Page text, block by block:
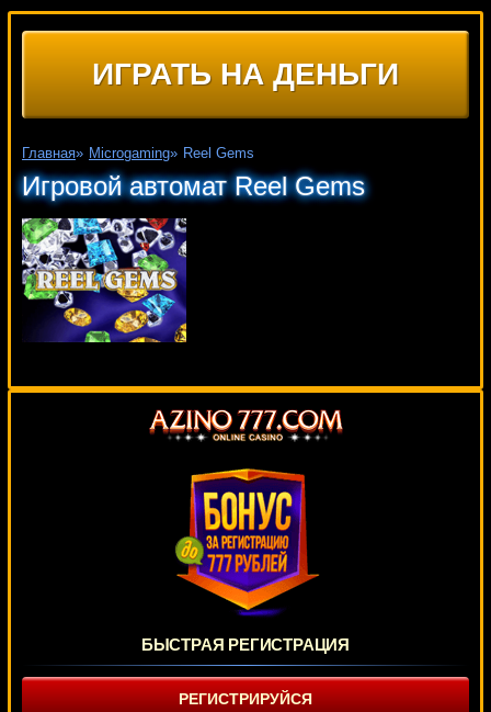
ИГРАТЬ НА ДЕНЬГИ
Главная» Microgaming» Reel Gems
Игровой автомат Reel Gems
БЫСТРАЯ РЕГИСТРАЦИЯ
РЕГИСТРИРУЙСЯ